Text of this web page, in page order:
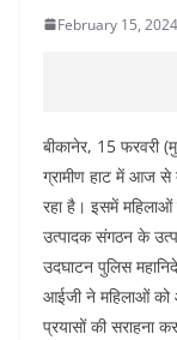
February 15, 2024
बीकानेर, 15 फरवरी
ग्रामीण हाट में आज से
रहा है। इसमें महिलाओं
उत्पादक संगठन के
उदघाटन पुलिस
आईजी ने महिलाओं को
प्रयासों की सराहना